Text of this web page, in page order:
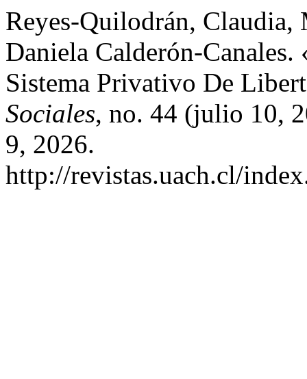
Reyes-Quilodrán,
Daniela Calderón-
Sistema Privativo De
Sociales, no. 44 (julio 10,
9, 2026.
http://revistas.uach.cl/